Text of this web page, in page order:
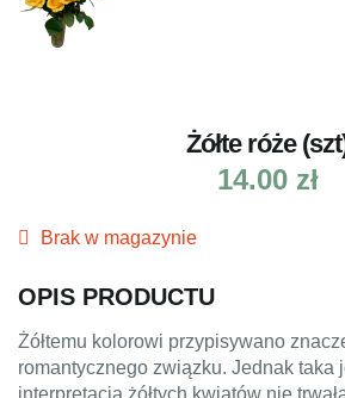
Żółte róże
14.00 zł
Brak w magazynie
OPIS PRODUCTU
Żółtemu kolorowi przypisywano
romantycznego związku. Jednak taka